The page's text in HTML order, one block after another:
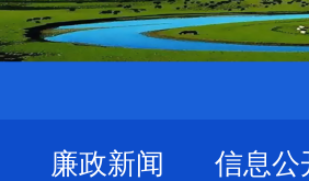
廉政新闻 信息公